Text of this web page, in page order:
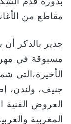
مقاطع من
جدير بالذكر
مسبوقة في
الأخيرة،التي
جنيف، ولندن،
العروض الفنية
المغربية